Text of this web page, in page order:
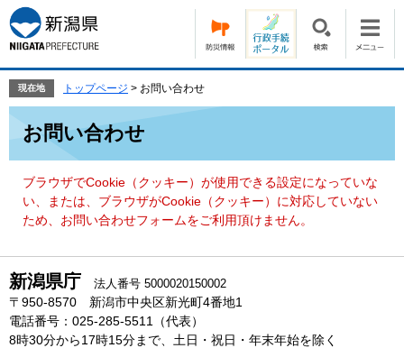
ー
ジ
の
頭
す。
ニ
ュ
ー
飛
て
現在地 トップページ > お問い合わせ
お問い合わせ
ブラウザでCookie（クッキー）が使用できる設定になっていな
い、または、ブラウザがCookie（クッキー）に対応していない
ため、お問い合わせフォームをご利用頂けません。
新潟県庁 法人番号 5000020150002
〒950-8570 新潟市中央区新光町4番地1
電話番号：025-285-5511（代表）
8時30分から17時15分まで、土日・祝日・年末年始を除く